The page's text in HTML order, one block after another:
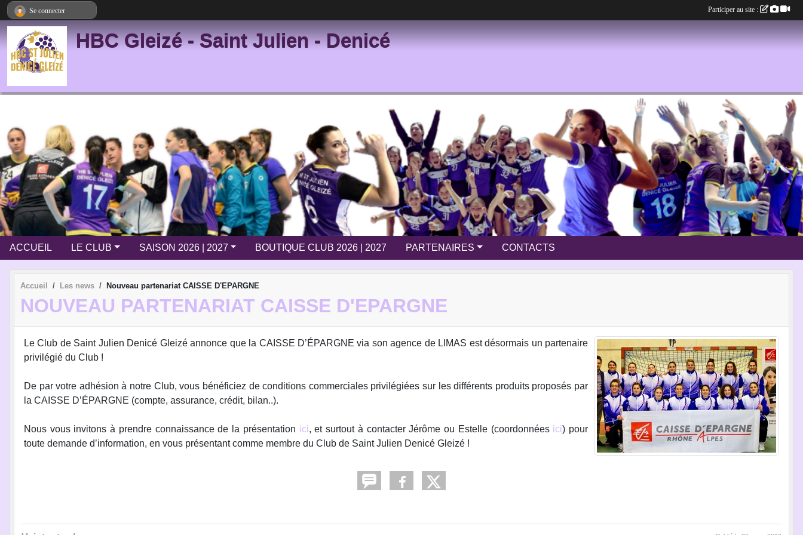
HBC Gleizé - Saint Julien - Denicé
ACCUEIL LE CLUB SAISON 2026 | 2027 BOUTIQUE CLUB 2026 | 2027 PARTENAIRES CONTACTS
Accueil Les news Nouveau partenariat CAISSE D'EPARGNE
NOUVEAU PARTENARIAT CAISSE D'EPARGNE
Le Club de Saint Julien Denicé Gleizé annonce que la CAISSE D’ÉPARGNE via son agence de LIMAS est désormais un partenaire
privilégié du Club !
De par votre adhésion à notre Club, vous bénéficiez de conditions commerciales privilégiées sur les différents produits proposés par
la CAISSE D’ÉPARGNE (compte, assurance, crédit, bilan..).
Nous vous invitons à prendre connaissance de la présentation ici, et surtout à contacter Jérôme ou Estelle (coordonnées ici) pour
toute demande d’information, en vous présentant comme membre du Club de Saint Julien Denicé Gleizé !
Se connecter Participer au site :
Panneau de gestion des cookies